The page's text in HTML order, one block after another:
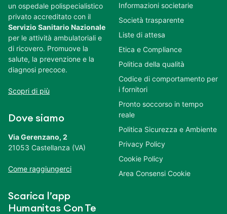
un ospedale polispecialistico
privato accreditato con il
Servizio Sanitario Nazionale
per le attività ambulatoriali e
di ricovero. Promuove la
salute, la prevenzione e la
diagnosi precoce.
Scopri di più
Dove siamo
Via Gerenzano, 2
21053 Castellanza (VA)
Come raggiungerci
Scarica l’app
Humanitas Con Te
Informazioni societarie
Società trasparente
Liste di attesa
Etica e Compliance
Politica della qualità
Codice di comportamento per
i fornitori
Pronto soccorso in tempo
reale
Politica Sicurezza e Ambiente
Privacy Policy
Cookie Policy
Area Consensi Cookie